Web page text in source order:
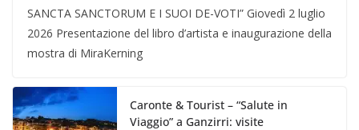
SANCTA SANCTORUM E I SUOI DE-VOTI” Giovedì 2 luglio
2026 Presentazione del libro d’artista e inaugurazione della
mostra di MiraKerning
Caronte & Tourist – “Salute in
Viaggio” a Ganzirri: visite